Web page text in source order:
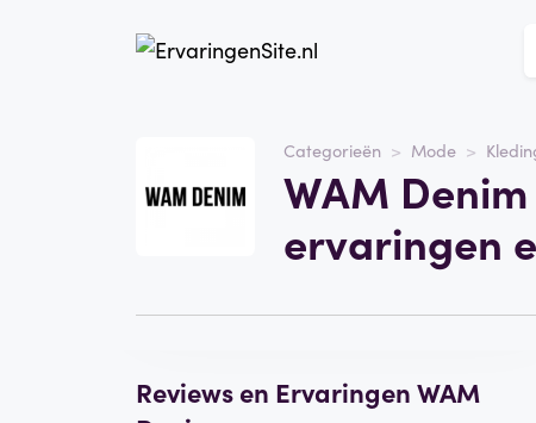
Categorieën Mode
WAM
ervaringen
WAM Denim
Categorie
Mode
Schrijf een beoordeling
Reviews en Ervaringen WAM